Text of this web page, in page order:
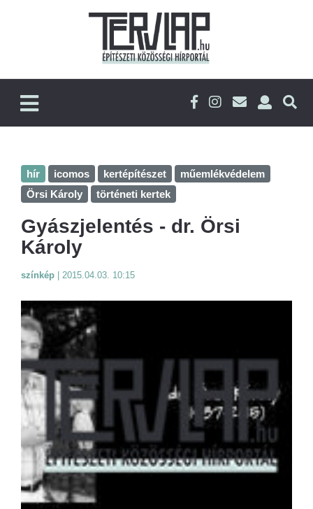
hír icomos kertépítészet
műemlékvédelem
Örsi Károly
történeti kertek
Gyászjelentés - dr. Örsi
Károly
színkép 2015.04.03. 10:15